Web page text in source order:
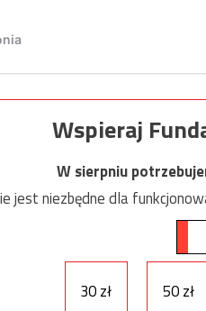
Wspieraj
W sierpniu
jest niezbędne dla
30 zł 50 zł